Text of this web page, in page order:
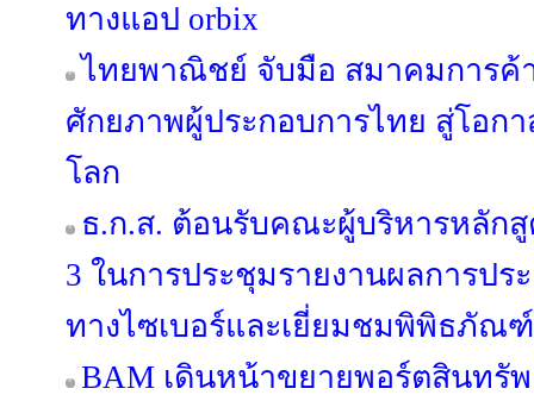
ทางแอป orbix
ไทยพาณิชย์ จับมือ สมาคมการค้
ศักยภาพผู้ประกอบการไทย สู่โอก
โลก
ธ.ก.ส. ต้อนรับคณะผู้บริหารหลักสู
3 ในการประชุมรายงานผลการป
ทางไซเบอร์และเยี่ยมชมพิพิธภัณ
BAM เดินหน้าขยายพอร์ตสินทรั